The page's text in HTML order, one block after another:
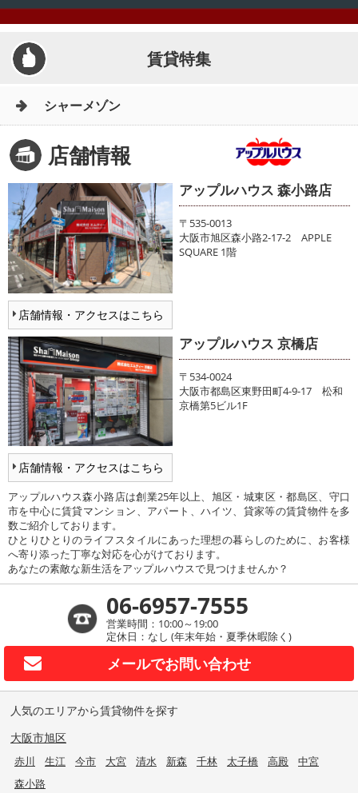
賃貸特集
シャーメゾン
店舗情報
店舗情報・アクセスはこちら
アップルハウス 森小路店
〒535-0013
大阪市旭区森小路2-17-2 APPLE
SQUARE 1階
店舗情報・アクセスはこちら
アップルハウス 京橋店
〒534-0024
大阪市都島区東野田町4-9-17 松和
京橋第5ビル1F
アップルハウス森小路店は創業25年以上、旭区・城東区・都島区、守口
市を中心に賃貸マンション、アパート、ハイツ、貸家等の賃貸物件を多
数ご紹介しております。
ひとりひとりのライフスタイルにあった理想の暮らしのために、お客様
へ寄り添った丁寧な対応を心がけております。
あなたの素敵な新生活をアップルハウスで見つけませんか？
06-6957-7555
営業時間：10:00～19:00
定休日：なし (年末年始・夏季休暇除く)
メールでお問い合わせ
人気のエリアから賃貸物件を探す
大阪市旭区
赤川 生江 今市 大宮 清水 新森 千林 太子橋 高殿
中宮
森小路